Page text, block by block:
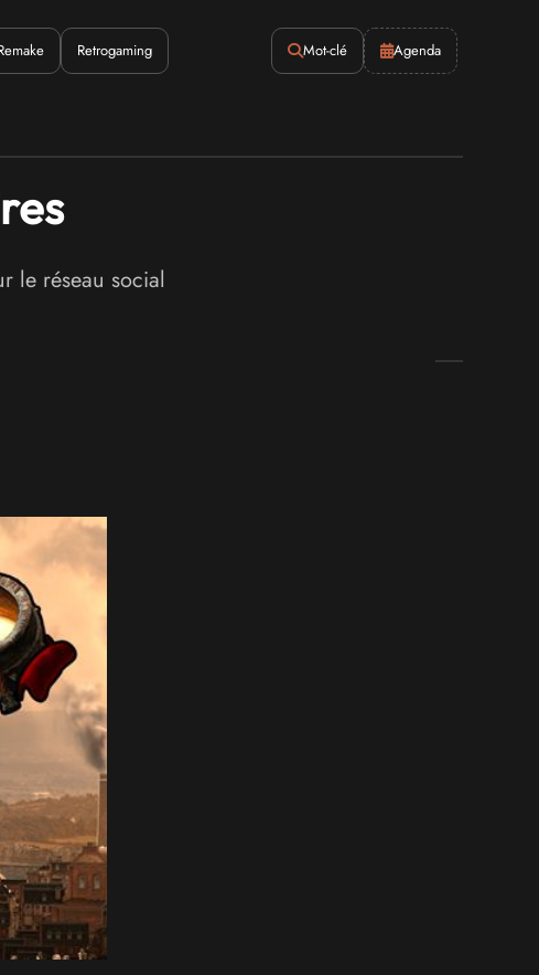
Retrogaming Mot-clé Agenda
le réseau social